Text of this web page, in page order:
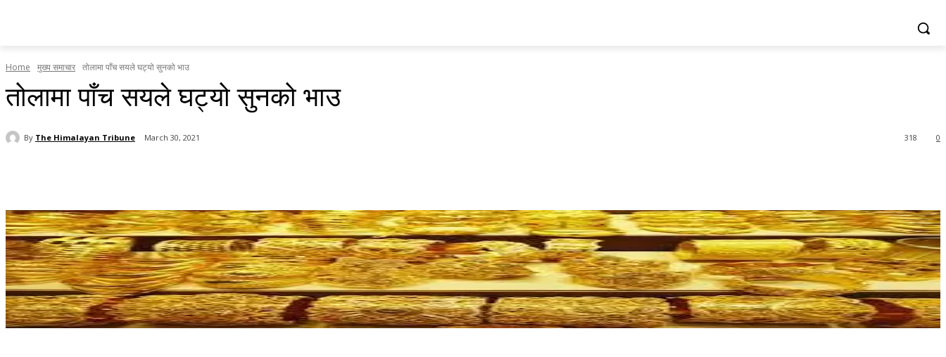
Home मुख्य समाचार तोलामा पाँच सयले घट्यो सुनको भाउ
तोलामा पाँच सयले घट्यो सुनको भाउ
By The Himalayan Tribune March 30, 2021 0
318